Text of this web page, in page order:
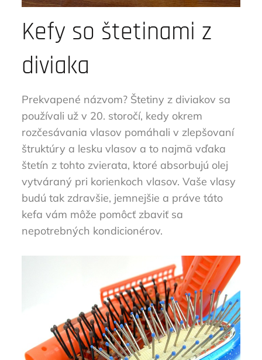
Kefy so štetinami z
diviaka
Prekvapené názvom? Štetiny z diviakov sa
používali už v 20. storočí, kedy okrem
rozčesávania vlasov pomáhali v zlepšovaní
štruktúry a lesku vlasov a to najmä vďaka
štetín z tohto zvierata, ktoré absorbujú olej
vytváraný pri korienkoch vlasov. Vaše vlasy
budú tak zdravšie, jemnejšie a práve táto
kefa vám môže pomôcť zbaviť sa
nepotrebných kondicionérov.